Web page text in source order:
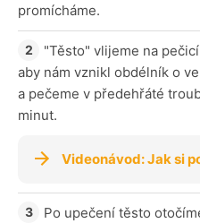
promícháme.
"Těsto" vlijeme na
aby nám vznikl obdélník o
a pečeme v předehřáté
minut.
Videonávod: Jak si
Po upečení těsto